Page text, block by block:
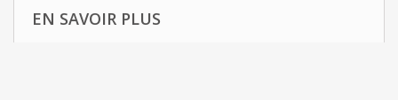
EN SAVOIR PLUS